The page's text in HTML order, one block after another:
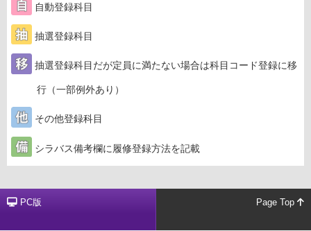
自動登録科目
抽選登録科目
抽選登録科目だが定員に満たない場合は科目コード登録に移
行（一部例外あり）
その他登録科目
シラバス備考欄に履修登録方法を記載
PC版 Page Top